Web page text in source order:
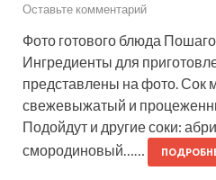
Оставьте комментарий
Фото готового блюда
Ингредиенты для
представлены на фото. Сок
свежевыжатый и
Подойдут и другие соки:
смородиновый……